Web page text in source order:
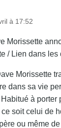
à 17:52
Morissette
/ Lien dans les
Morissette
dans sa vie
à porter
soit celui de
ou même